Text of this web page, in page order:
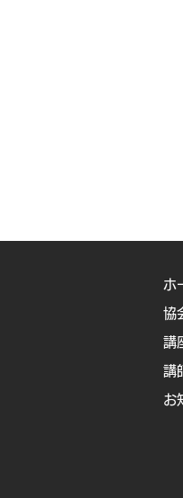
ホ
協
講
講
お